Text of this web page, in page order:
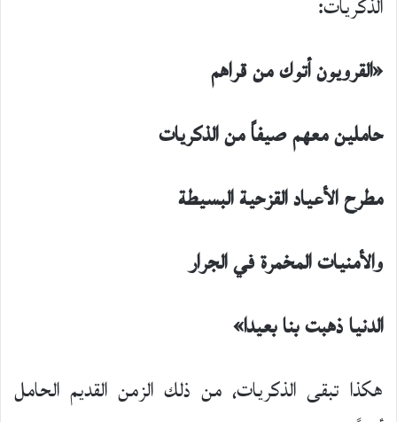
«القرويون أتوك من قراهم
حاملين معهم صيفاً من الذكريات
مطرح الأعياد القزحية البسيطة
والأمنيات المخمرة في الجرار
الدنيا ذهبت بنا بعيدا»
هكذا تبقى الذكريات، من ذلك الزمن القديم الحامل